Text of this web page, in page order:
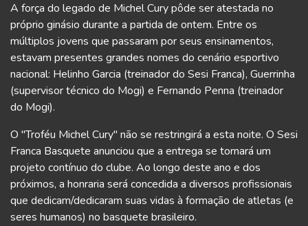
A força do legado de Michel Cury pôde ser atestada no
próprio ginásio durante a partida de ontem. Entre os
múltiplos jovens que passaram por seus ensinamentos,
estavam presentes grandes nomes do cenário esportivo
nacional: Helinho Garcia (treinador do Sesi Franca), Guerrinha
(supervisor técnico do Mogi) e Fernando Penna (treinador
do Mogi).
O "Troféu Michel Cury" não se restringirá a esta noite. O Sesi
Franca Basquete anunciou que a entrega se tornará um
projeto contínuo do clube. Ao longo deste ano e dos
próximos, a honraria será concedida a diversos profissionais
que dedicam/dedicaram suas vidas à formação de atletas (e
seres humanos) no basquete brasileiro.